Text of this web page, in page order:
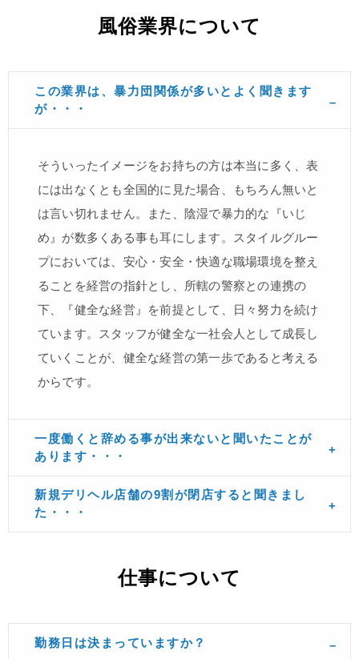
風俗業界について
この業界は、暴力団関係が多いとよく聞きます
が・・・
そういったイメージをお持ちの方は本当に多く、表
には出なくとも全国的に見た場合、もちろん無いと
は言い切れません。また、陰湿で暴力的な『いじ
め』が数多くある事も耳にします。スタイルグルー
プにおいては、安心・安全・快適な職場環境を整え
ることを経営の指針とし、所轄の警察との連携の
下、『健全な経営』を前提として、日々努力を続け
ています。スタッフが健全な一社会人として成長し
ていくことが、健全な経営の第一歩であると考える
からです。
一度働くと辞める事が出来ないと聞いたことが
あります・・・
新規デリヘル店舗の9割が閉店すると聞きまし
た・・・
仕事について
勤務日は決まっていますか？